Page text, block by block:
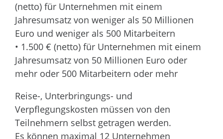
(netto) für Unternehmen mit einem
Jahresumsatz von weniger als 50 Millionen
Euro und weniger als 500 Mitarbeitern
• 1.500 € (netto) für Unternehmen mit einem
Jahresumsatz von 50 Millionen Euro oder
mehr oder 500 Mitarbeitern oder mehr
Reise-, Unterbringungs- und
Verpflegungskosten müssen von den
Teilnehmern selbst getragen werden.
Es können maximal 12 Unternehmen